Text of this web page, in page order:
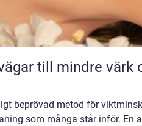
beprövad metod för
som många står inför. En